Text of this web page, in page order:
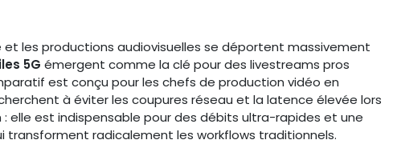
les productions audiovisuelles se déportent massivement
5G émergent comme la clé pour des livestreams pros
est conçu pour les chefs de production vidéo en
à éviter les coupures réseau et la latence élevée lors
: elle est indispensable pour des débits ultra-rapides et une
transforment radicalement les workflows traditionnels.